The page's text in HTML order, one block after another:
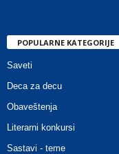
POPULARNE KATEGORIJE
Saveti
Deca za decu
Obaveštenja
Literarni konkursi
Sastavi - teme